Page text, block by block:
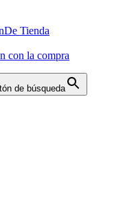
Tienda
con la compra
de búsqueda